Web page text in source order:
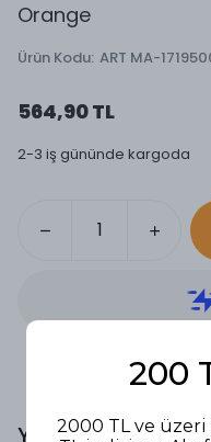
Orange
Ürün Kodu: ART MA-
564,90 TL
2-3 iş gününde kargoda
Yorumlar
200
2000 TL ve üzeri